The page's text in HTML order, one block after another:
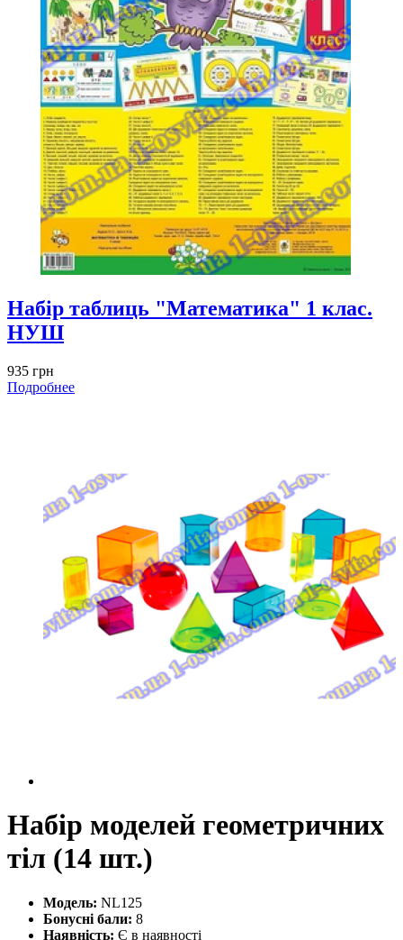
Набір таблиць "Математика" 1 клас.
НУШ
935 грн
Подробнее
Набір моделей геометричних
тіл (14 шт.)
Модель: NL125
Бонусні бали: 8
Наявність: Є в наявності